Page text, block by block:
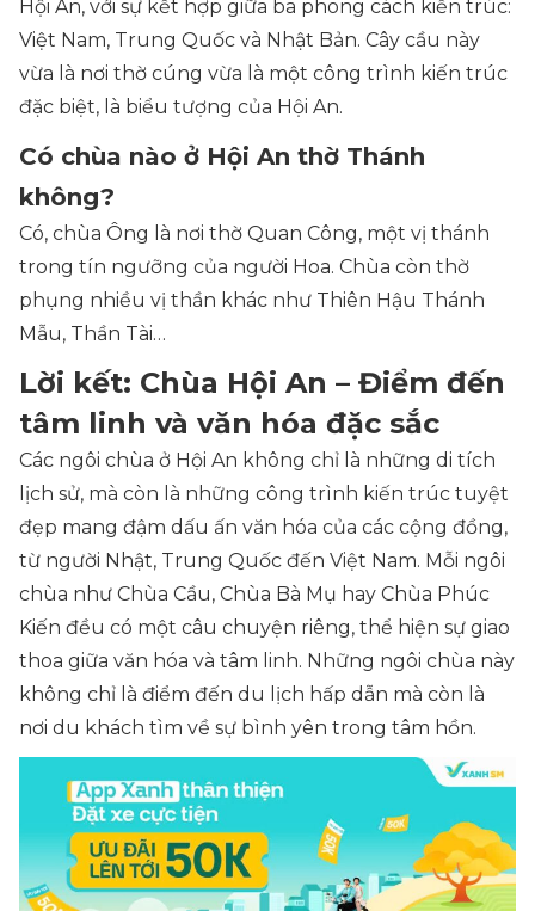
Hội An, với sự kết hợp giữa ba phong cách kiến trúc:
Việt Nam, Trung Quốc và Nhật Bản. Cây cầu này
vừa là nơi thờ cúng vừa là một công trình kiến trúc
đặc biệt, là biểu tượng của Hội An.
Có chùa nào ở Hội An thờ Thánh
không?
Có, chùa Ông là nơi thờ Quan Công, một vị thánh
trong tín ngưỡng của người Hoa. Chùa còn thờ
phụng nhiều vị thần khác như Thiên Hậu Thánh
Mẫu, Thần Tài…
Lời kết: Chùa Hội An – Điểm đến
tâm linh và văn hóa đặc sắc
Các ngôi chùa ở Hội An không chỉ là những di tích
lịch sử, mà còn là những công trình kiến trúc tuyệt
đẹp mang đậm dấu ấn văn hóa của các cộng đồng,
từ người Nhật, Trung Quốc đến Việt Nam. Mỗi ngôi
chùa như Chùa Cầu, Chùa Bà Mụ hay Chùa Phúc
Kiến đều có một câu chuyện riêng, thể hiện sự giao
thoa giữa văn hóa và tâm linh. Những ngôi chùa này
không chỉ là điểm đến du lịch hấp dẫn mà còn là
nơi du khách tìm về sự bình yên trong tâm hồn.